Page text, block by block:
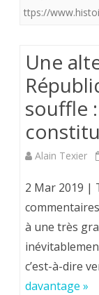
ttps://
Une
souffle
Alain Texier
2 Mar 2019 |
à une très
c’est-à-dire
davantage »